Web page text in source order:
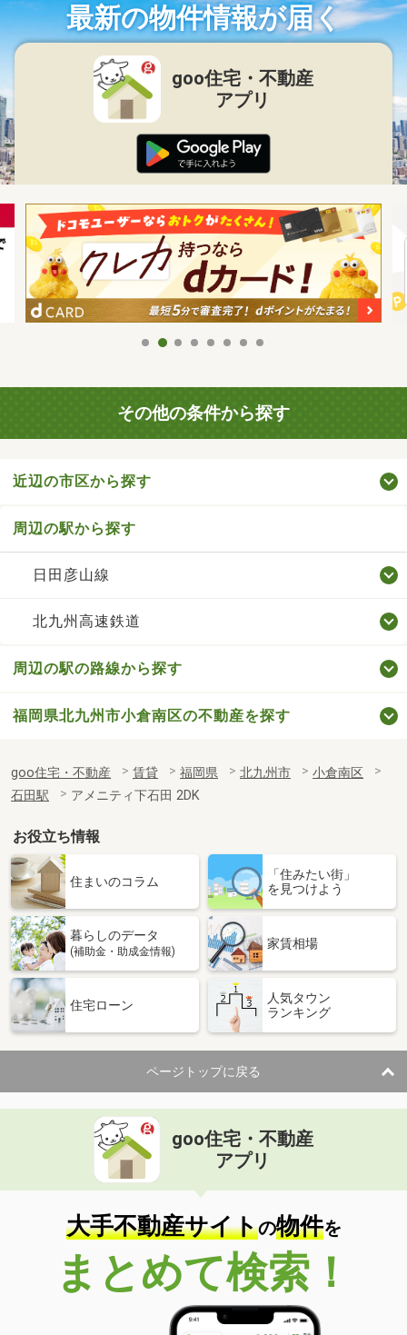
最新の物件情報が届く
goo住宅・不動産
アプリ
その他の条件から探す
近辺の市区から探す
周辺の駅から探す
日田彦山線
北九州高速鉄道
周辺の駅の路線から探す
福岡県北九州市小倉南区の不動産を探す
goo住宅・不動産 賃貸 福岡県 北九州市
小倉南区
石田駅
アメニティ下石田 2DK
お役立ち情報
住まいのコラム
「住みたい街」
を見つけよう
暮らしのデータ
(補助金・助成金情報)
家賃相場
住宅ローン
人気タウン
ランキング
ページトップに戻る
goo住宅・不動産
アプリ
大手不動産サイトの物件を
まとめて検索！